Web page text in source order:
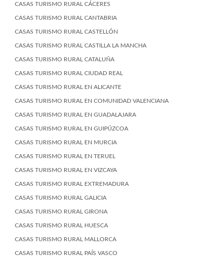
CASAS TURISMO RURAL CÁCERES
CASAS TURISMO RURAL CANTABRIA
CASAS TURISMO RURAL CASTELLÓN
CASAS TURISMO RURAL CASTILLA LA MANCHA
CASAS TURISMO RURAL CATALUÑA
CASAS TURISMO RURAL CIUDAD REAL
CASAS TURISMO RURAL EN ALICANTE
CASAS TURISMO RURAL EN COMUNIDAD VALENCIANA
CASAS TURISMO RURAL EN GUADALAJARA
CASAS TURISMO RURAL EN GUIPÚZCOA
CASAS TURISMO RURAL EN MURCIA
CASAS TURISMO RURAL EN TERUEL
CASAS TURISMO RURAL EN VIZCAYA
CASAS TURISMO RURAL EXTREMADURA
CASAS TURISMO RURAL GALICIA
CASAS TURISMO RURAL GIRONA
CASAS TURISMO RURAL HUESCA
CASAS TURISMO RURAL MALLORCA
CASAS TURISMO RURAL PAÍS VASCO